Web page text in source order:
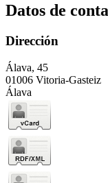
Datos de
Dirección
Álava, 45
01006 Vitoria-Gasteiz
Álava